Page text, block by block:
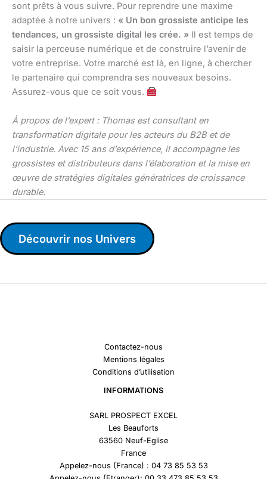
sont prêts à vous suivre. Pour reprendre une maxime
adaptée à notre univers : « Un bon grossiste anticipe les
tendances, un grossiste digital les crée. » Il est temps de
saisir la perceuse numérique et de construire l’avenir de
votre entreprise. Votre marché est là, en ligne, à chercher
le partenaire qui comprendra ses nouveaux besoins.
Assurez-vous que ce soit vous.
À propos de l’expert : Thomas est consultant en
transformation digitale pour les acteurs du B2B et de
l’industrie. Avec 15 ans d’expérience, il accompagne les
grossistes et distributeurs dans l’élaboration et la mise en
œuvre de stratégies digitales génératrices de croissance
durable.
Découvrir nos Univers
Contactez-nous
Mentions légales
Conditions d’utilisation
INFORMATIONS
SARL PROSPECT EXCEL
Les Beauforts
63560 Neuf-Eglise
France
Appelez-nous (France) : 04 73 85 53 53